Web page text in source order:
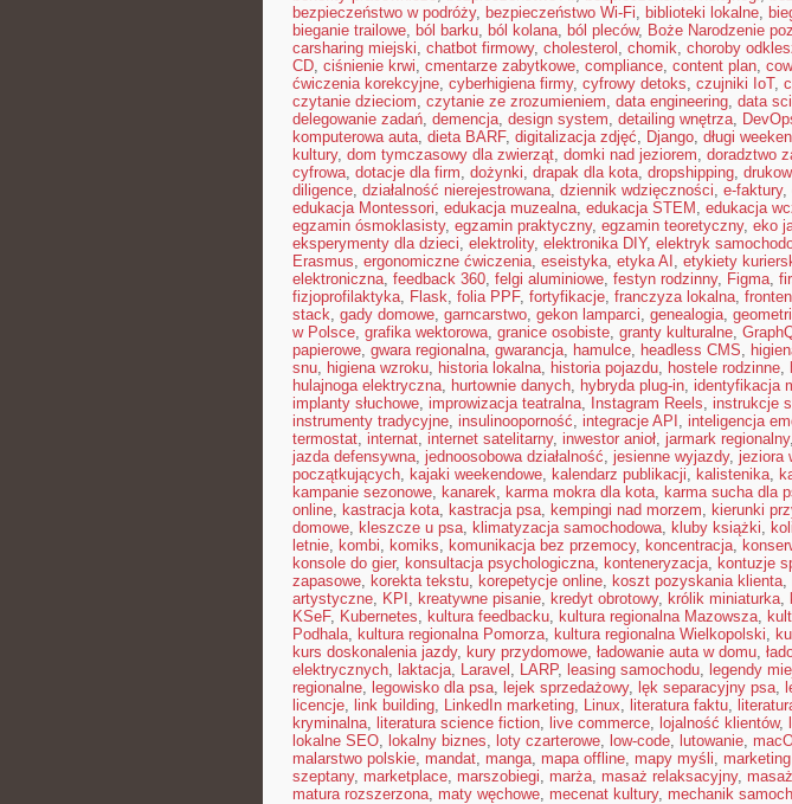
bezpieczeństwo w podróży, bezpieczeństwo Wi-Fi, biblioteki lokalne,
bieganie trailowe, ból barku, ból kolana, ból pleców, Boże Narodzenie
carsharing miejski, chatbot firmowy, cholesterol , chomik, choroby
CD, ciśnienie krwi, cmentarze zabytkowe, compliance, content plan,
ćwiczenia korekcyjne, cyberhigiena firmy, cyfrowy detoks, czujniki IoT,
czytanie dzieciom, czytanie ze zrozumieniem, data engineering, data
delegowanie zadań, demencja, design system, detailing wnętrza,
komputerowa auta, dieta BARF, digitalizacja zdjęć, Django, długi
kultury, dom tymczasowy dla zwierząt, domki nad jeziorem, doradztwo
cyfrowa, dotacje dla firm, dożynki, drapak dla kota, dropshipping,
diligence, działalność nierejestrowana, dziennik wdzięczności, e-faktury,
edukacja Montessori, edukacja muzealna, edukacja STEM , edukacja
egzamin ósmoklasisty, egzamin praktyczny, egzamin teoretyczny, eko
eksperymenty dla dzieci, elektrolity, elektronika DIY, elektryk
Erasmus, ergonomiczne ćwiczenia, eseistyka, etyka AI , etykiety
elektroniczna, feedback 360, felgi aluminiowe, festyn rodzinny, Figma,
fizjoprofilaktyka, Flask, folia PPF, fortyfikacje, franczyza lokalna,
stack, gady domowe, garncarstwo, gekon lamparci, genealogia,
w Polsce, grafika wektorowa, granice osobiste, granty kulturalne,
papierowe, gwara regionalna, gwarancja, hamulce, headless CMS,
snu, higiena wzroku, historia lokalna, historia pojazdu, hostele rodzinne,
hulajnoga elektryczna, hurtownie danych, hybryda plug-in, identyfikacja
implanty słuchowe, improwizacja teatralna, Instagram Reels, instrukcje
instrumenty tradycyjne, insulinooporność, integracje API , inteligencja
termostat, internat, internet satelitarny, inwestor anioł, jarmark regionalny,
jazda defensywna, jednoosobowa działalność, jesienne wyjazdy, jeziora
początkujących, kajaki weekendowe, kalendarz publikacji, kalistenika,
kampanie sezonowe, kanarek, karma mokra dla kota, karma sucha dla
online, kastracja kota, kastracja psa, kempingi nad morzem, kierunki
domowe, kleszcze u psa, klimatyzacja samochodowa, kluby książki,
letnie, kombi, komiks, komunikacja bez przemocy, koncentracja,
konsole do gier, konsultacja psychologiczna, konteneryzacja, kontuzje
zapasowe, korekta tekstu, korepetycje online, koszt pozyskania klienta,
artystyczne, KPI , kreatywne pisanie, kredyt obrotowy, królik miniaturka,
KSeF, Kubernetes, kultura feedbacku, kultura regionalna Mazowsza,
Podhala, kultura regionalna Pomorza, kultura regionalna Wielkopolski,
kurs doskonalenia jazdy, kury przydomowe, ładowanie auta w domu,
elektrycznych, laktacja, Laravel , LARP, leasing samochodu, legendy
regionalne, legowisko dla psa, lejek sprzedażowy, lęk separacyjny psa,
licencje, link building, LinkedIn marketing, Linux, literatura faktu,
kryminalna, literatura science fiction, live commerce, lojalność klientów,
lokalne SEO, lokalny biznes, loty czarterowe, low-code, lutowanie,
malarstwo polskie, mandat, manga, mapa offline, mapy myśli,
szeptany, marketplace, marszobiegi, marża, masaż relaksacyjny,
matura rozszerzona, maty węchowe, mecenat kultury, mechanik